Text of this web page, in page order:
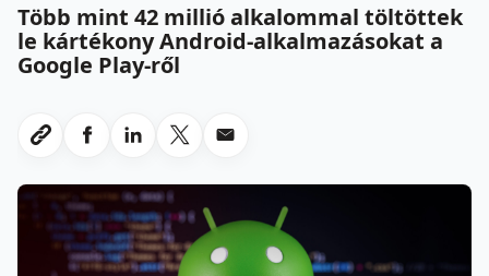
Több mint 42 millió alkalommal töltöttek
le kártékony Android-alkalmazásokat a
Google Play-ről
Link masolasa
Megosztas Facebookon
Megosztas LinkedInen
Megosztas X-en
Megosztas emailben